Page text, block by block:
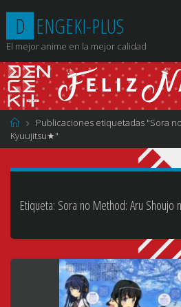
contenido
D ENGEKI-PLUS
El mejor anime en la mejor calidad
Página
de
Inicio
Publicaciones etiquetadas "Sora
Kyuujitsu★"
Etiqueta: Sora no Method: Aru